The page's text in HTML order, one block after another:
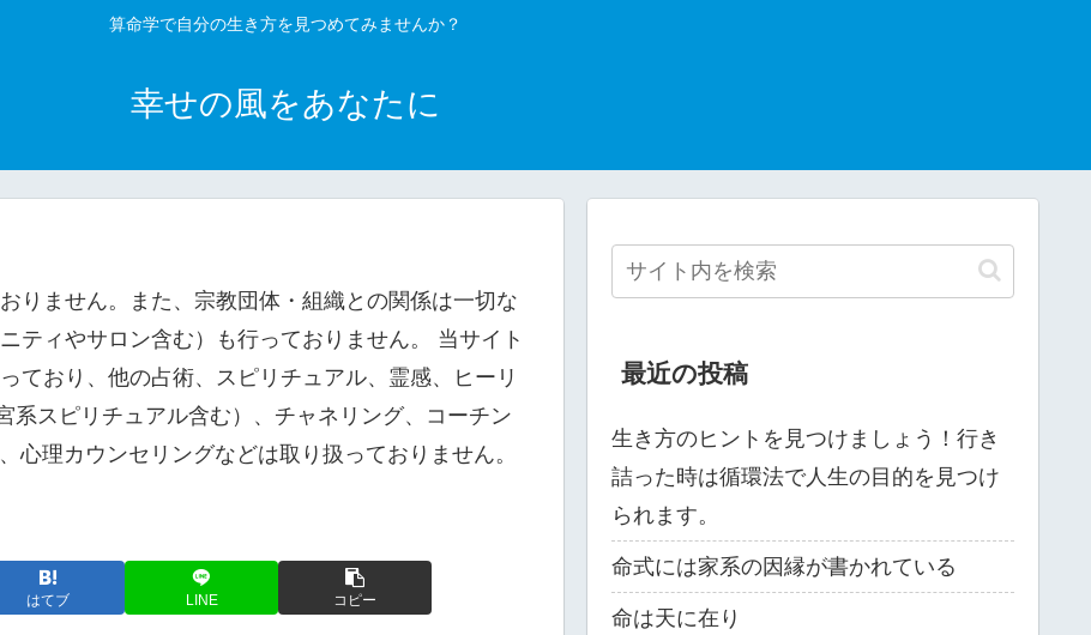
算命学で自分の生き方を見つめてみませんか？
幸せの風をあなたに
りません。また、宗教団体・組織との関係は一切な
ティやサロン含む）も行っておりません。 当サイト
ており、他の占術、スピリチュアル、霊感、ヒーリ
系スピリチュアル含む）、チャネリング、コーチン
心理カウンセリングなどは取り扱っておりません。
はてブ LINE コピー
最近の投稿
生き方のヒントを見つけましょう！行き
詰った時は循環法で人生の目的を見つけ
られます。
命式には家系の因縁が書かれている
命は天に在り